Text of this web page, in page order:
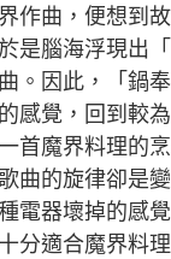
作曲，便想到
是腦海浮現出
。因此，「鍋
感覺，回到較
首魔界料理的
曲的旋律卻是
電器壞掉的感
分適合魔界料理